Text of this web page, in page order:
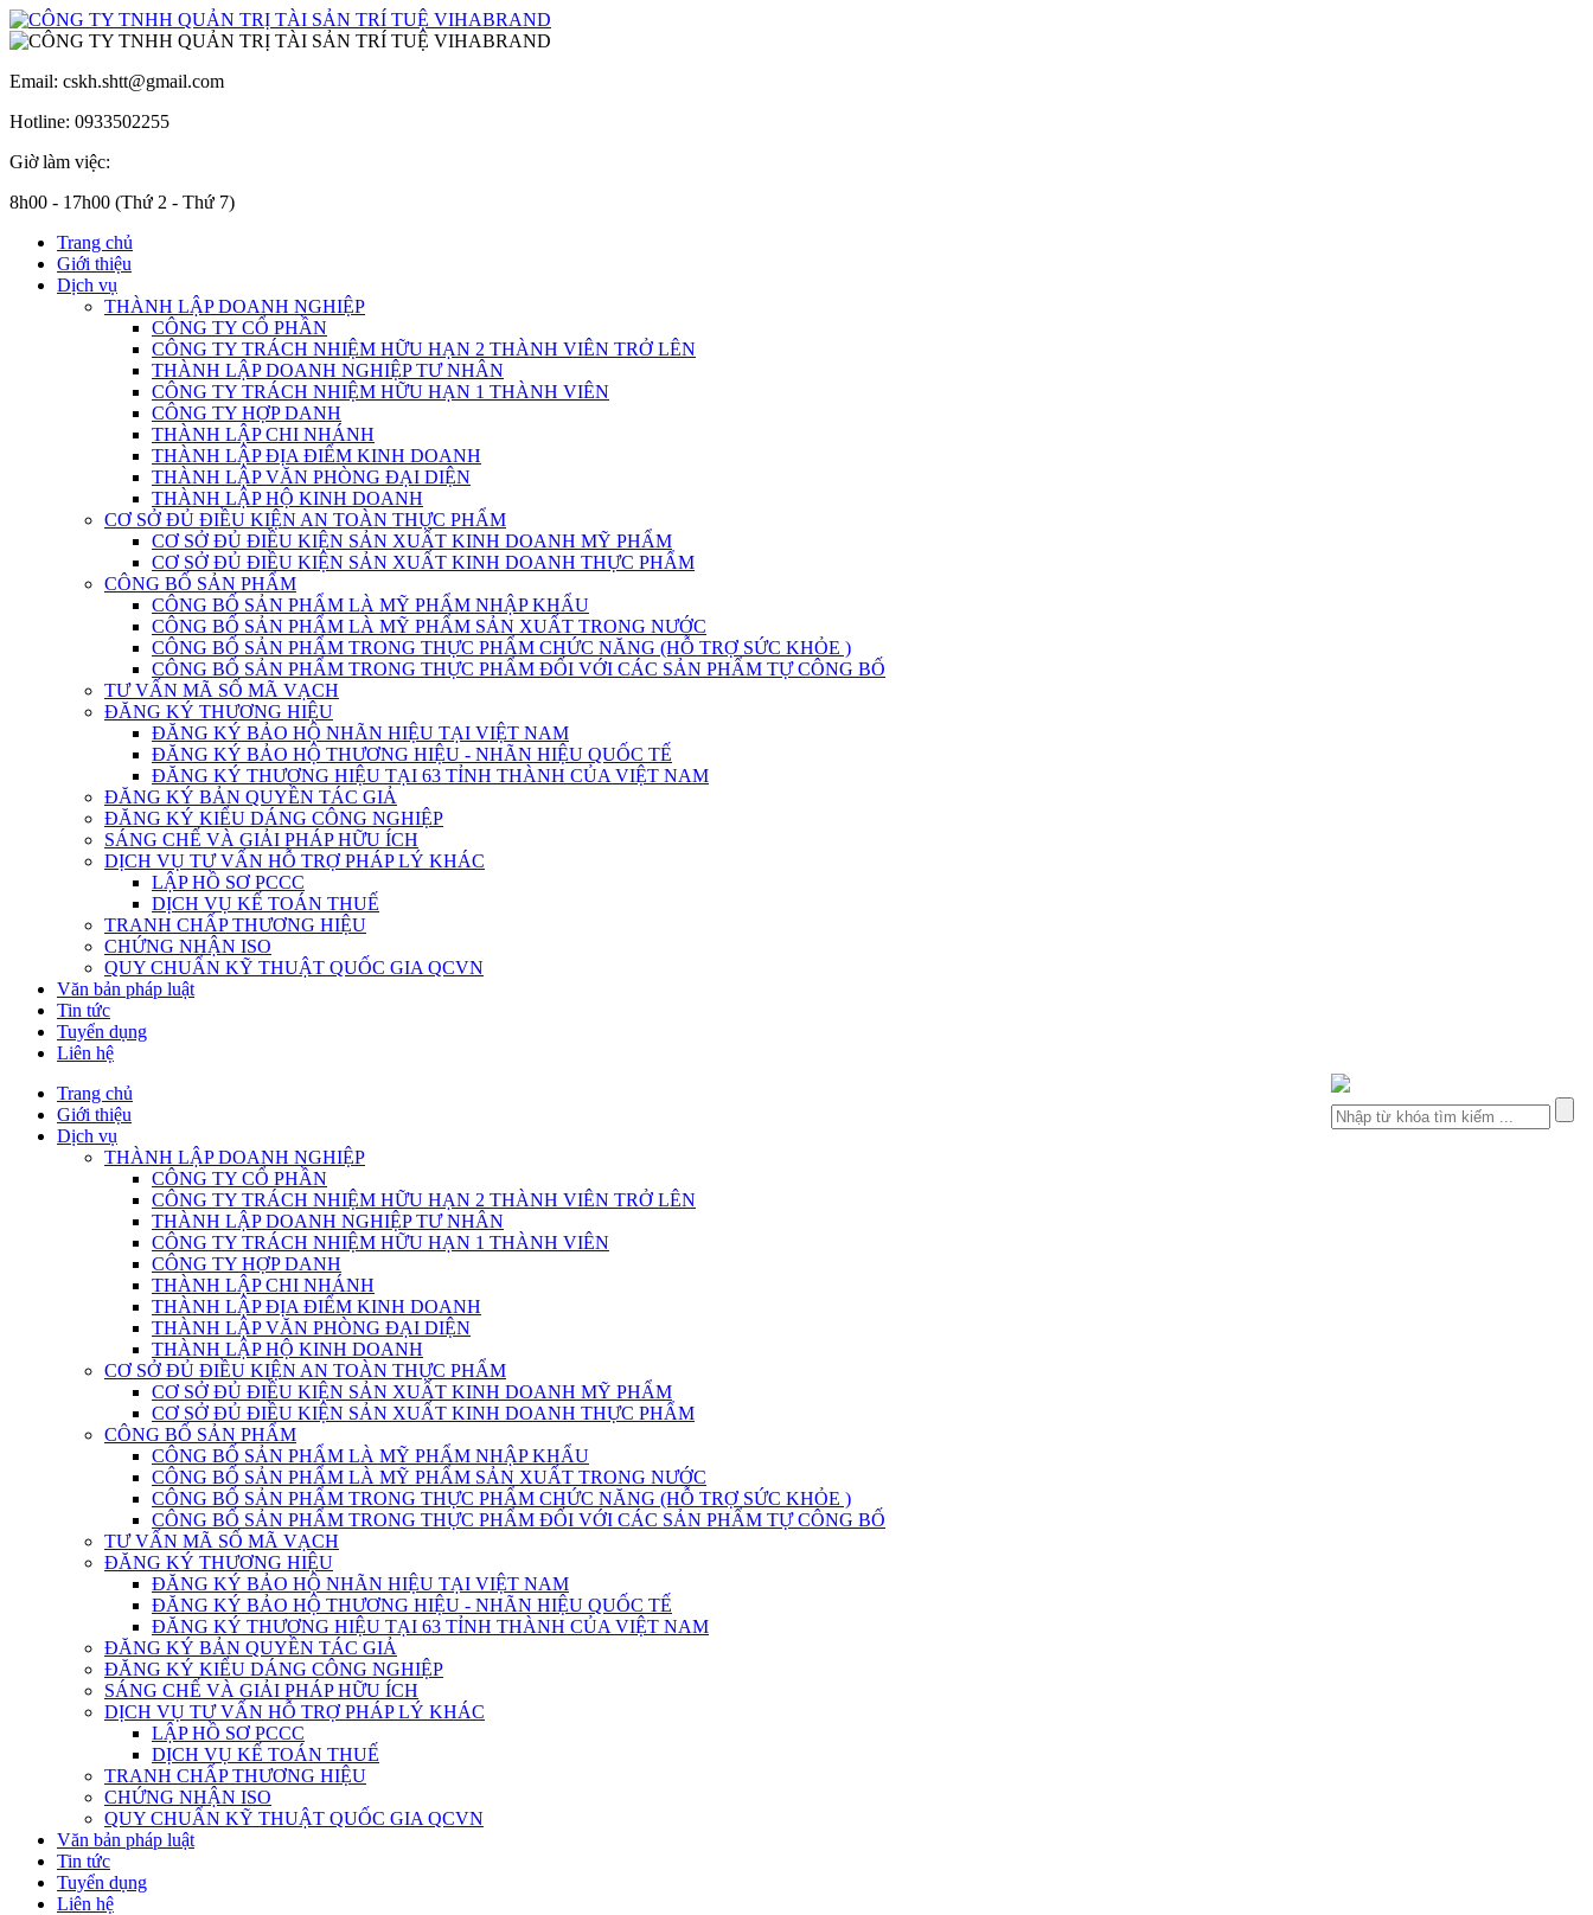
Email: cskh.shtt@gmail.com
Hotline: 0933502255
Giờ làm việc:
8h00 - 17h00 (Thứ 2 - Thứ 7)
Trang chủ
Giới thiệu
Dịch vụ
THÀNH LẬP DOANH NGHIỆP
CÔNG TY CỔ PHẦN
CÔNG TY TRÁCH NHIỆM HỮU HẠN 2 THÀNH VIÊN TRỞ LÊN
THÀNH LẬP DOANH NGHIỆP TƯ NHÂN
CÔNG TY TRÁCH NHIỆM HỮU HẠN 1 THÀNH VIÊN
CÔNG TY HỢP DANH
THÀNH LẬP CHI NHÁNH
THÀNH LẬP ĐỊA ĐIỂM KINH DOANH
THÀNH LẬP VĂN PHÒNG ĐẠI DIỆN
THÀNH LẬP HỘ KINH DOANH
CƠ SỞ ĐỦ ĐIỀU KIỆN AN TOÀN THỰC PHẨM
CƠ SỞ ĐỦ ĐIỀU KIỆN SẢN XUẤT KINH DOANH MỸ PHẨM
CƠ SỞ ĐỦ ĐIỀU KIỆN SẢN XUẤT KINH DOANH THỰC PHẨM
CÔNG BỐ SẢN PHẨM
CÔNG BỐ SẢN PHẨM LÀ MỸ PHẨM NHẬP KHẨU
CÔNG BỐ SẢN PHẨM LÀ MỸ PHẨM SẢN XUẤT TRONG NƯỚC
CÔNG BỐ SẢN PHẨM TRONG THỰC PHẨM CHỨC NĂNG (HỖ TRỢ SỨC KHỎE )
CÔNG BỐ SẢN PHẨM TRONG THỰC PHẨM ĐỐI VỚI CÁC SẢN PHẨM TỰ CÔNG BỐ
TƯ VẤN MÃ SỐ MÃ VẠCH
ĐĂNG KÝ THƯƠNG HIỆU
ĐĂNG KÝ BẢO HỘ NHÃN HIỆU TẠI VIỆT NAM
ĐĂNG KÝ BẢO HỘ THƯƠNG HIỆU - NHÃN HIỆU QUỐC TẾ
ĐĂNG KÝ THƯƠNG HIỆU TẠI 63 TỈNH THÀNH CỦA VIỆT NAM
ĐĂNG KÝ BẢN QUYỀN TÁC GIẢ
ĐĂNG KÝ KIỂU DÁNG CÔNG NGHIỆP
SÁNG CHẾ VÀ GIẢI PHÁP HỮU ÍCH
DỊCH VỤ TƯ VẤN HỖ TRỢ PHÁP LÝ KHÁC
LẬP HỒ SƠ PCCC
DỊCH VỤ KẾ TOÁN THUẾ
TRANH CHẤP THƯƠNG HIỆU
CHỨNG NHẬN ISO
QUY CHUẨN KỸ THUẬT QUỐC GIA QCVN
Văn bản pháp luật
Tin tức
Tuyển dụng
Liên hệ
Trang chủ
Giới thiệu
Dịch vụ
THÀNH LẬP DOANH NGHIỆP
CÔNG TY CỔ PHẦN
CÔNG TY TRÁCH NHIỆM HỮU HẠN 2 THÀNH VIÊN TRỞ LÊN
THÀNH LẬP DOANH NGHIỆP TƯ NHÂN
CÔNG TY TRÁCH NHIỆM HỮU HẠN 1 THÀNH VIÊN
CÔNG TY HỢP DANH
THÀNH LẬP CHI NHÁNH
THÀNH LẬP ĐỊA ĐIỂM KINH DOANH
THÀNH LẬP VĂN PHÒNG ĐẠI DIỆN
THÀNH LẬP HỘ KINH DOANH
CƠ SỞ ĐỦ ĐIỀU KIỆN AN TOÀN THỰC PHẨM
CƠ SỞ ĐỦ ĐIỀU KIỆN SẢN XUẤT KINH DOANH MỸ PHẨM
CƠ SỞ ĐỦ ĐIỀU KIỆN SẢN XUẤT KINH DOANH THỰC PHẨM
CÔNG BỐ SẢN PHẨM
CÔNG BỐ SẢN PHẨM LÀ MỸ PHẨM NHẬP KHẨU
CÔNG BỐ SẢN PHẨM LÀ MỸ PHẨM SẢN XUẤT TRONG NƯỚC
CÔNG BỐ SẢN PHẨM TRONG THỰC PHẨM CHỨC NĂNG (HỖ TRỢ SỨC KHỎE )
CÔNG BỐ SẢN PHẨM TRONG THỰC PHẨM ĐỐI VỚI CÁC SẢN PHẨM TỰ CÔNG BỐ
TƯ VẤN MÃ SỐ MÃ VẠCH
ĐĂNG KÝ THƯƠNG HIỆU
ĐĂNG KÝ BẢO HỘ NHÃN HIỆU TẠI VIỆT NAM
ĐĂNG KÝ BẢO HỘ THƯƠNG HIỆU - NHÃN HIỆU QUỐC TẾ
ĐĂNG KÝ THƯƠNG HIỆU TẠI 63 TỈNH THÀNH CỦA VIỆT NAM
ĐĂNG KÝ BẢN QUYỀN TÁC GIẢ
ĐĂNG KÝ KIỂU DÁNG CÔNG NGHIỆP
SÁNG CHẾ VÀ GIẢI PHÁP HỮU ÍCH
DỊCH VỤ TƯ VẤN HỖ TRỢ PHÁP LÝ KHÁC
LẬP HỒ SƠ PCCC
DỊCH VỤ KẾ TOÁN THUẾ
TRANH CHẤP THƯƠNG HIỆU
CHỨNG NHẬN ISO
QUY CHUẨN KỸ THUẬT QUỐC GIA QCVN
Văn bản pháp luật
Tin tức
Tuyển dụng
Liên hệ